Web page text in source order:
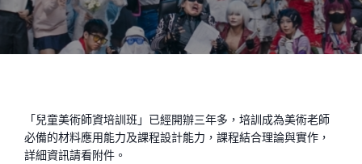
「兒童美術師資培訓班」已經開辦三年多，培訓成為美術老師
必備的材料應用能力及課程設計能力，課程結合理論與實作，
詳細資訊請看附件。